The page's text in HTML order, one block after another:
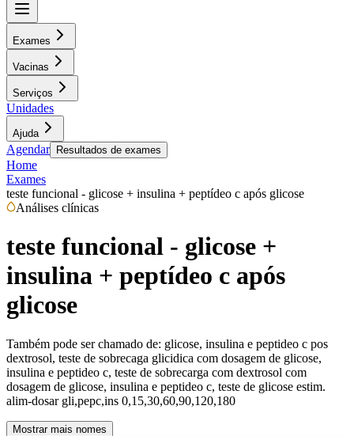
Exames
Vacinas
Serviços
Unidades
Ajuda
Agendar Resultados de exames
Home
Exames
teste funcional - glicose + insulina + peptídeo c após glicose
Análises clínicas
teste funcional - glicose +
insulina + peptídeo c após
glicose
Também pode ser chamado de: glicose, insulina e peptideo c pos
dextrosol, teste de sobrecaga glicidica com dosagem de glicose,
insulina e peptideo c, teste de sobrecarga com dextrosol com
dosagem de glicose, insulina e peptideo c, teste de glicose estim.
alim-dosar gli,pepc,ins 0,15,30,60,90,120,180
Mostrar mais nomes